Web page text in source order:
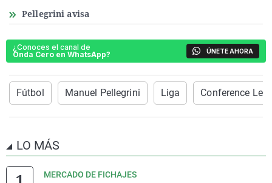
Pellegrini avisa
¿Conoces el canal de
Onda Cero en WhatsApp?
ÚNETE AHORA
Fútbol Manuel Pellegrini Liga Conference
LO MÁS
MERCADO DE FICHAJES